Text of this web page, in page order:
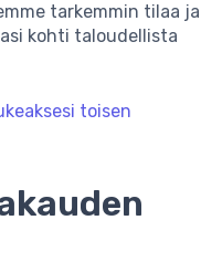
tarkemmin tilaa ja
kohti taloudellista
toisen